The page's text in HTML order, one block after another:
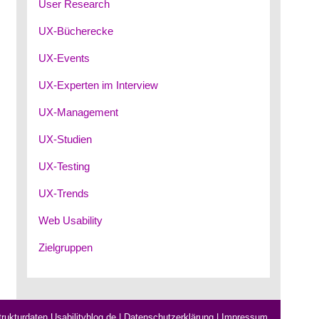
User Research
UX-Bücherecke
UX-Events
UX-Experten im Interview
UX-Management
UX-Studien
UX-Testing
UX-Trends
Web Usability
Zielgruppen